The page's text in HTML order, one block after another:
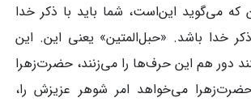
که می‌گوید این‌است، شما باید با ذکر خدا
خدا باشد. «حبل‌المتین» یعنی این. این
دور هم این حرف‌ها را می‌زنند، حضرت‌زهرا
می‌خواهد امر شوهر عزیزش را،